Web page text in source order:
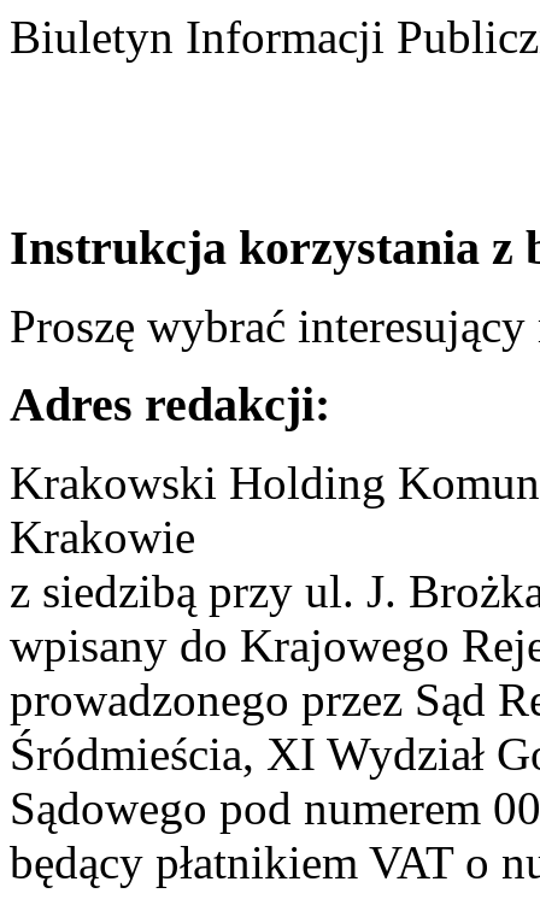
Biuletyn Informacji
Instrukcja korzystania z
Proszę wybrać
Adres redakcji:
Krakowski Holding
Krakowie
z siedzibą przy ul. J.
wpisany do Krajowego
prowadzonego przez Sąd
Śródmieścia, XI Wydział
Sądowego pod numerem
będący płatnikiem VAT o